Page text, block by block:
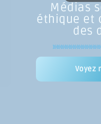
Médias
éthique et
des
Voyez